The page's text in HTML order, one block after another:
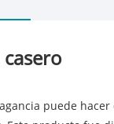
puede